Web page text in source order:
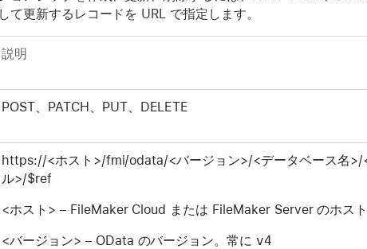
て更新するレコードを URL で指定します。
説明
POST、PATCH、PUT、DELETE
https://<ホスト>/fmi/odata/<バージョン>/<データベース名>/
ル>/$ref
<ホスト> – FileMaker Cloud または FileMaker Server のホス
<バージョン> – OData のバージョン。常に v4